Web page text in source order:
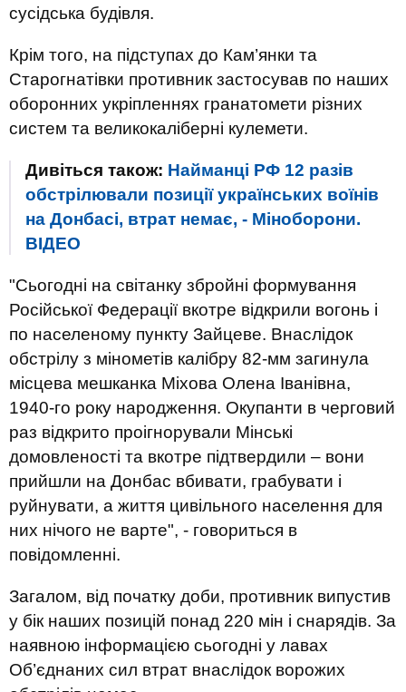
сусідська будівля.
Крім того, на підступах до Кам’янки та
Старогнатівки противник застосував по наших
оборонних укріпленнях гранатомети різних
систем та великокаліберні кулемети.
Дивіться також: Найманці РФ 12 разів
обстрілювали позиції українських воїнів
на Донбасі, втрат немає, - Міноборони.
ВIДЕО
"Сьогодні на світанку збройні формування
Російської Федерації вкотре відкрили вогонь і
по населеному пункту Зайцеве. Внаслідок
обстрілу з мінометів калібру 82-мм загинула
місцева мешканка Міхова Олена Іванівна,
1940-го року народження. Окупанти в черговий
раз відкрито проігнорували Мінські
домовленості та вкотре підтвердили – вони
прийшли на Донбас вбивати, грабувати і
руйнувати, а життя цивільного населення для
них нічого не варте", - говориться в
повідомленні.
Загалом, від початку доби, противник випустив
у бік наших позицій понад 220 мін і снарядів. За
наявною інформацією сьогодні у лавах
Об’єднаних сил втрат внаслідок ворожих